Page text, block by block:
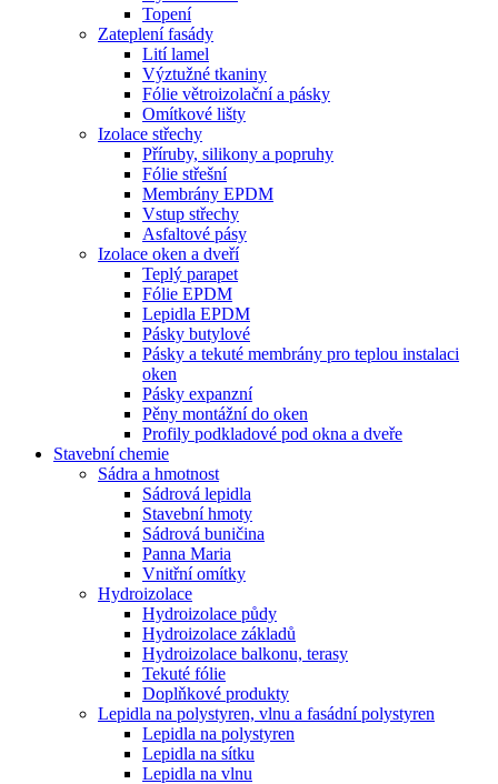
Topení
Zateplení fasády
Lití lamel
Výztužné tkaniny
Fólie větroizolační a pásky
Omítkové lišty
Izolace střechy
Příruby, silikony a popruhy
Fólie střešní
Membrány EPDM
Vstup střechy
Asfaltové pásy
Izolace oken a dveří
Teplý parapet
Fólie EPDM
Lepidla EPDM
Pásky butylové
Pásky a tekuté membrány pro teplou instalaci
oken
Pásky expanzní
Pěny montážní do oken
Profily podkladové pod okna a dveře
Stavební chemie
Sádra a hmotnost
Sádrová lepidla
Stavební hmoty
Sádrová buničina
Panna Maria
Vnitřní omítky
Hydroizolace
Hydroizolace půdy
Hydroizolace základů
Hydroizolace balkonu, terasy
Tekuté fólie
Doplňkové produkty
Lepidla na polystyren, vlnu a fasádní polystyren
Lepidla na polystyren
Lepidla na sítku
Lepidla na vlnu